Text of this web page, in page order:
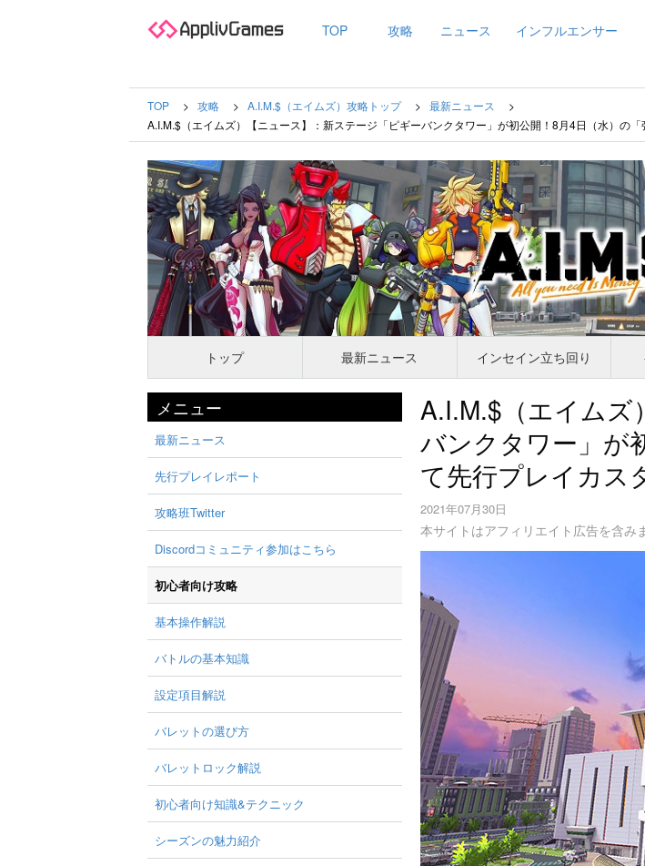
TOP 攻略 ニュース インフルエンサー
TOP 攻略 A.I.M.$（エイムズ）攻略トップ
最新ニュース
A.I.M.$（エイムズ）【ニュース】：新ステージ「ピギーバンクタワー」が初公開！8月4日（水）の
トップ 最新ニュース インセイン立ち回り
A.I.M.$（エイムズ
バンクタワー」が
て先行プレイカス
2021年07月30日
本サイトはアフィリエイト広告を含みま
メニュー
最新ニュース
先行プレイレポート
攻略班Twitter
Discordコミュニティ参加はこちら
初心者向け攻略
基本操作解説
バトルの基本知識
設定項目解説
バレットの選び方
バレットロック解説
初心者向け知識&テクニック
シーズンの魅力紹介